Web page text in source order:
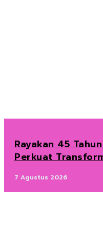
Rayakan 45
Perkuat
7 Agustus 2026